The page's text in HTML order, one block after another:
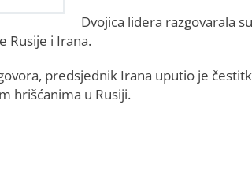
Dvojica lidera razgovarala
Rusije i Irana.
predsjednik Irana uputio je
hrišćanima u Rusiji.